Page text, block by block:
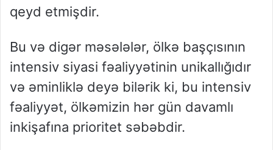
qeyd etmişdir.
Bu və digər məsələlər, ölkə başçısının
intensiv siyasi fəaliyyətinin unikallığıdır
və əminliklə deyə bilərik ki, bu intensiv
fəaliyyət, ölkəmizin hər gün davamlı
inkişafına prioritet səbəbdir.